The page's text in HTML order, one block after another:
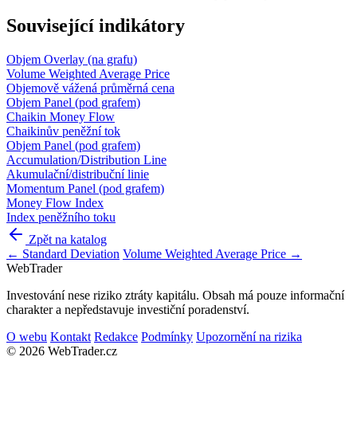
Související indikátory
Objem Overlay (na grafu)
Volume Weighted Average Price
Objemově vážená průměrná cena
Objem Panel (pod grafem)
Chaikin Money Flow
Chaikinův peněžní tok
Objem Panel (pod grafem)
Accumulation/Distribution Line
Akumulační/distribuční linie
Momentum Panel (pod grafem)
Money Flow Index
Index peněžního toku
Zpět na katalog
← Standard Deviation Volume Weighted Average Price →
WebTrader
Investování nese riziko ztráty kapitálu. Obsah má pouze informační
charakter a nepředstavuje investiční poradenství.
O webu Kontakt Redakce Podmínky Upozornění na rizika
© 2026 WebTrader.cz